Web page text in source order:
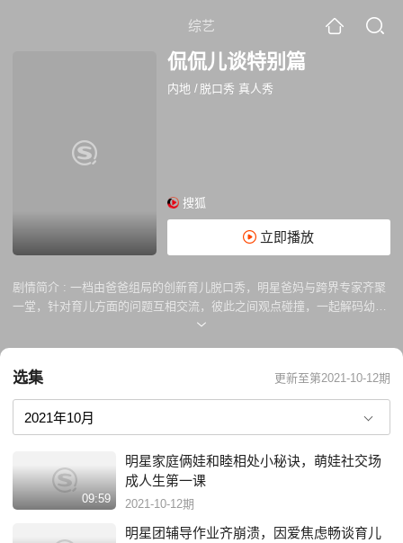
综艺
侃侃儿谈特别篇
内地 / 脱口秀 真人秀
搜狐
立即播放
剧情简介 : 一档由爸爸组局的创新育儿脱口秀，明星爸妈与跨界专家齐聚
一堂，针对育儿方面的问题互相交流，彼此之间观点碰撞，一起解码幼儿
健康快乐成长的秘密，一同为孩子保驾护航。
选集 更新至第2021-10-12期
09:59
明星家庭俩娃和睦相处小秘诀，萌娃社交场
成人生第一课
2021-10-12期
明星团辅导作业齐崩溃，因爱焦虑畅谈育儿